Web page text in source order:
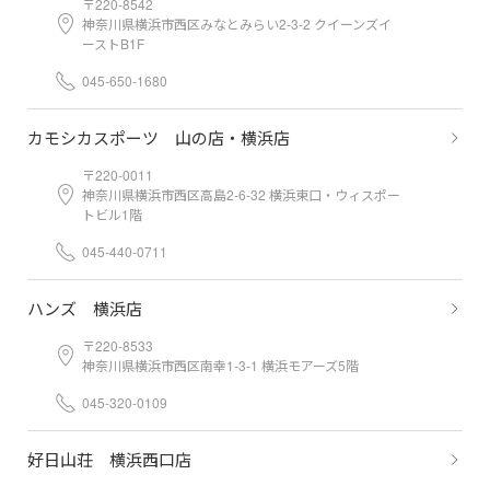
〒220-8542
神奈川県横浜市西区みなとみらい2-3-2 クイーンズイ
ーストB1F
045-650-1680
カモシカスポーツ 山の店・横浜店
〒220-0011
神奈川県横浜市西区高島2-6-32 横浜東口・ウィスポー
トビル1階
045-440-0711
ハンズ 横浜店
〒220-8533
神奈川県横浜市西区南幸1-3-1 横浜モアーズ5階
045-320-0109
好日山荘 横浜西口店